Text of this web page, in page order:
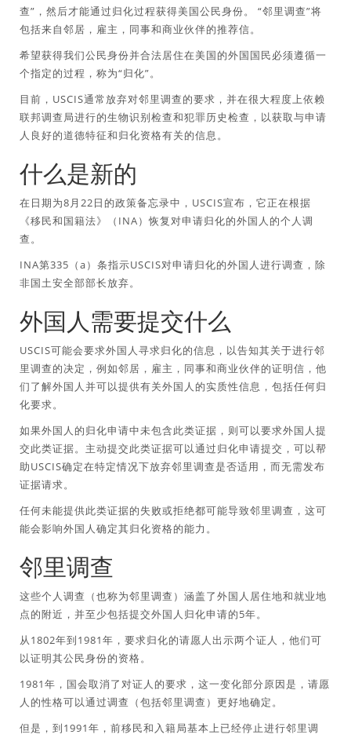
查”，然后才能通过归化过程获得美国公民身份。 “邻里调查”将
包括来自邻居，雇主，同事和商业伙伴的推荐信。
希望获得我们公民身份并合法居住在美国的外国国民必须遵循一
个指定的过程，称为“归化”。
目前，USCIS通常放弃对邻里调查的要求，并在很大程度上依赖
联邦调查局进行的生物识别检查和犯罪历史检查，以获取与申请
人良好的道德特征和归化资格有关的信息。
什么是新的
在日期为8月22日的政策备忘录中，USCIS宣布，它正在根据
《移民和国籍法》（INA）恢复对申请归化的外国人的个人调
查。
INA第335（a）条指示USCIS对申请归化的外国人进行调查，除
非国土安全部部长放弃。
外国人需要提交什么
USCIS可能会要求外国人寻求归化的信息，以告知其关于进行邻
里调查的决定，例如邻居，雇主，同事和商业伙伴的证明信，他
们了解外国人并可以提供有关外国人的实质性信息，包括任何归
化要求。
如果外国人的归化申请中未包含此类证据，则可以要求外国人提
交此类证据。主动提交此类证据可以通过归化申请提交，可以帮
助USCIS确定在特定情况下放弃邻里调查是否适用，而无需发布
证据请求。
任何未能提供此类证据的失败或拒绝都可能导致邻里调查，这可
能会影响外国人确定其归化资格的能力。
邻里调查
这些个人调查（也称为邻里调查）涵盖了外国人居住地和就业地
点的附近，并至少包括提交外国人归化申请的5年。
从1802年到1981年，要求归化的请愿人出示两个证人，他们可
以证明其公民身份的资格。
1981年，国会取消了对证人的要求，这一变化部分原因是，请愿
人的性格可以通过调查（包括邻里调查）更好地确定。
但是，到1991年，前移民和入籍局基本上已经停止进行邻里调